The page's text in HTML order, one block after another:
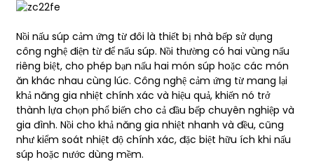
Nồi nấu súp cảm ứng từ đôi là thiết bị nhà bếp sử dụng
công nghệ điện từ để nấu súp. Nồi thường có hai vùng nấu
riêng biệt, cho phép bạn nấu hai món súp hoặc các món
ăn khác nhau cùng lúc. Công nghệ cảm ứng từ mang lại
khả năng gia nhiệt chính xác và hiệu quả, khiến nó trở
thành lựa chọn phổ biến cho cả đầu bếp chuyên nghiệp và
gia đình. Nồi cho khả năng gia nhiệt nhanh và đều, cũng
như kiểm soát nhiệt độ chính xác, đặc biệt hữu ích khi nấu
súp hoặc nước dùng mềm.